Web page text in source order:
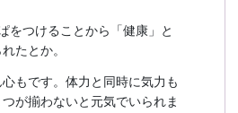
をつけることから「健康」と
たとか。
もです。体力と同時に気力も
が揃わないと元気でいられま